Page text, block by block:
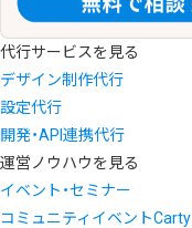
代行サービスを見る
デザイン制作代行
設定代行
開発・API連携代行
運営ノウハウを見る
イベント・セミナー
コミュニティイベントCarty